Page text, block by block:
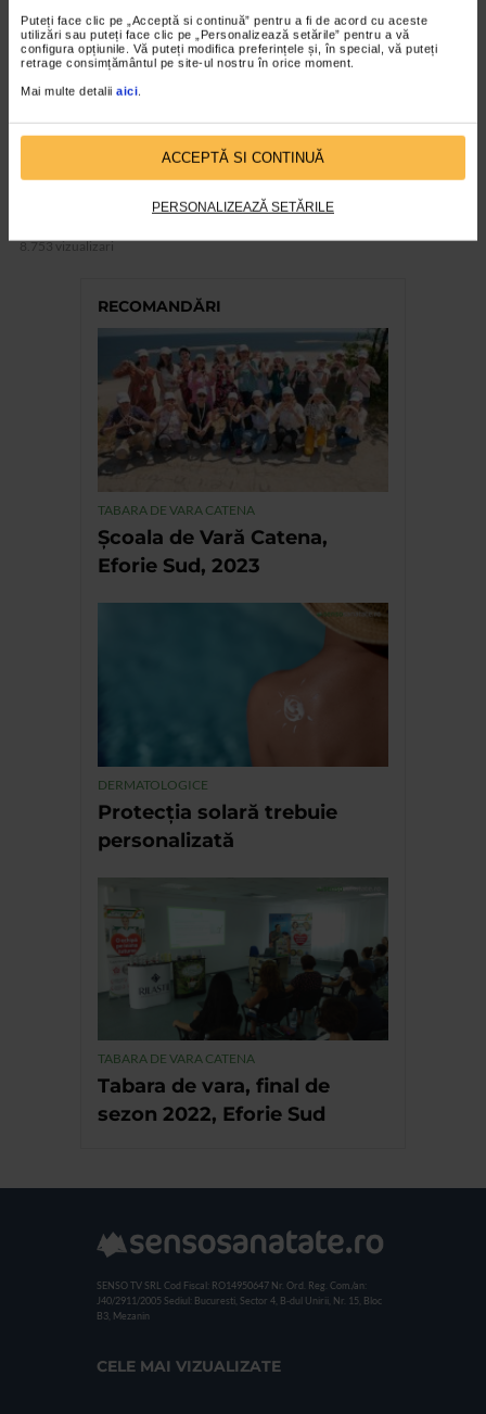
Puteți face clic pe „Acceptă si continuă” pentru a fi de acord cu aceste
utilizări sau puteți face clic pe „Personalizează setările” pentru a vă
configura opțiunile. Vă puteți modifica preferințele și, în special, vă puteți
retrage consimțământul pe site-ul nostru în orice moment.
Mai multe detalii aici.
ACCEPTĂ SI CONTINUĂ
PERSONALIZEAZĂ SETĂRILE
Urosuport Forte Naturalis
8.753 vizualizari
RECOMANDĂRI
TABARA DE VARA CATENA
Școala de Vară Catena,
Eforie Sud, 2023
DERMATOLOGICE
Protecția solară trebuie
personalizată
TABARA DE VARA CATENA
Tabara de vara, final de
sezon 2022, Eforie Sud
SENSO TV SRL Cod Fiscal: RO14950647 Nr. Ord. Reg. Com./an:
J40/2911/2005 Sediul: Bucuresti, Sector 4, B-dul Unirii, Nr. 15, Bloc
B3, Mezanin
CELE MAI VIZUALIZATE